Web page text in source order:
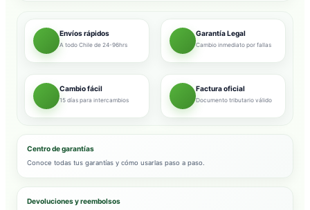
Envíos rápidos
A todo Chile de 24-96hrs
Garantía Legal
Cambio inmediato por fallas
Cambio fácil
15 días para intercambios
Factura oficial
Documento tributario válido
Centro de garantías
Conoce todas tus garantías y cómo usarlas paso a paso.
Devoluciones y reembolsos